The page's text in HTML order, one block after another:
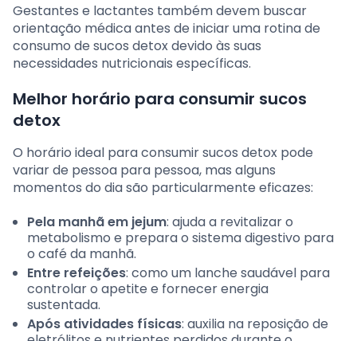
Gestantes e lactantes também devem buscar
orientação médica antes de iniciar uma rotina de
consumo de sucos detox devido às suas
necessidades nutricionais específicas.
Melhor horário para consumir sucos
detox
O horário ideal para consumir sucos detox pode
variar de pessoa para pessoa, mas alguns
momentos do dia são particularmente eficazes:
Pela manhã em jejum: ajuda a revitalizar o
metabolismo e prepara o sistema digestivo para
o café da manhã.
Entre refeições: como um lanche saudável para
controlar o apetite e fornecer energia
sustentada.
Após atividades físicas: auxilia na reposição de